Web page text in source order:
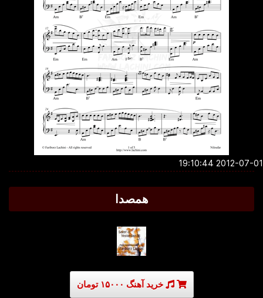
2012-07-01
همصدا
خرید آهنگ ۱۵۰۰۰ تومان